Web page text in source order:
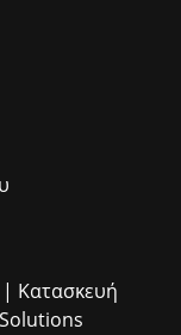
όλους τους
| Κατασκευή